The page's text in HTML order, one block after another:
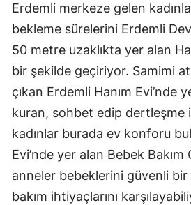
Erdemli merkeze gelen
bekleme sürelerini Erdemli
50 metre uzaklıkta yer alan
bir şekilde geçiriyor. Samimi
çıkan Erdemli Hanım Evi’nde
kuran, sohbet edip dertleşme
kadınlar burada ev konforu
Evi’nde yer alan Bebek Bakım
anneler bebeklerini güvenli
bakım ihtiyaçlarını